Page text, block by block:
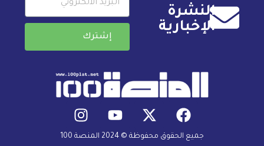
النشرة
الإخبارية
إشترك
جميع الحقوق محفوظة © 2024 المنصة 100